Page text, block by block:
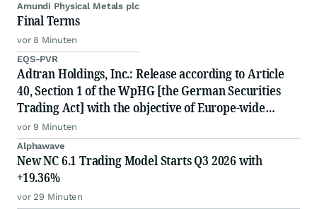
Amundi Physical Metals plc
Final Terms
vor 8 Minuten
EQS-PVR
Adtran Holdings, Inc.: Release according to Article
40, Section 1 of the WpHG [the German Securities
Trading Act] with the objective of Europe-wide
distribution
vor 9 Minuten
Alphawave
New NC 6.1 Trading Model Starts Q3 2026 with
+19.36%
vor 29 Minuten